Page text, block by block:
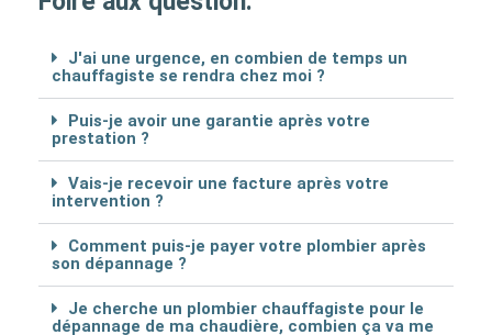
J'ai une urgence, en combien de temps un
chauffagiste se rendra chez moi ?
Puis-je avoir une garantie après votre
prestation ?
Vais-je recevoir une facture après votre
intervention ?
Comment puis-je payer votre plombier après
son dépannage ?
Je cherche un plombier chauffagiste pour le
dépannage de ma chaudière, combien ça va me